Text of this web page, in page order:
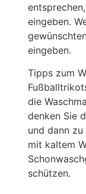
eingeben.
eingeben.
Tipps zum
die
denken Sie
und dann zu
mit kaltem
schützen.